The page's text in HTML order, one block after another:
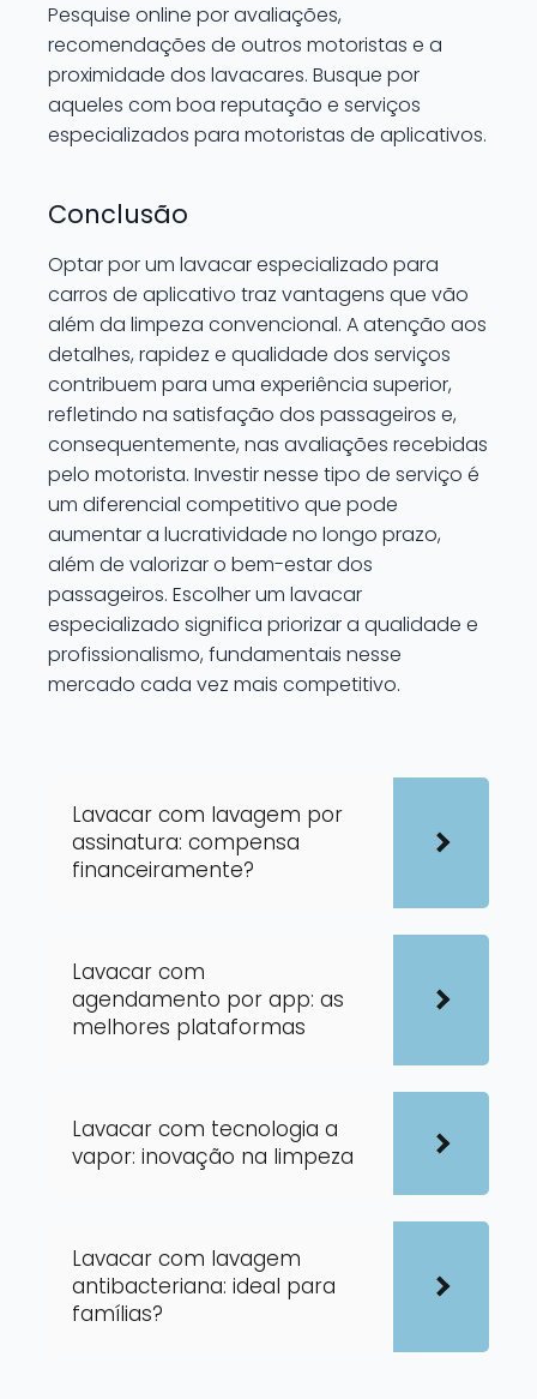
Pesquise online por avaliações,
recomendações de outros motoristas e a
proximidade dos lavacares. Busque por
aqueles com boa reputação e serviços
especializados para motoristas de aplicativos.
Conclusão
Optar por um lavacar especializado para
carros de aplicativo traz vantagens que vão
além da limpeza convencional. A atenção aos
detalhes, rapidez e qualidade dos serviços
contribuem para uma experiência superior,
refletindo na satisfação dos passageiros e,
consequentemente, nas avaliações recebidas
pelo motorista. Investir nesse tipo de serviço é
um diferencial competitivo que pode
aumentar a lucratividade no longo prazo,
além de valorizar o bem-estar dos
passageiros. Escolher um lavacar
especializado significa priorizar a qualidade e
profissionalismo, fundamentais nesse
mercado cada vez mais competitivo.
Lavacar com lavagem por
assinatura: compensa
financeiramente?
Lavacar com
agendamento por app: as
melhores plataformas
Lavacar com tecnologia a
vapor: inovação na limpeza
Lavacar com lavagem
antibacteriana: ideal para
famílias?